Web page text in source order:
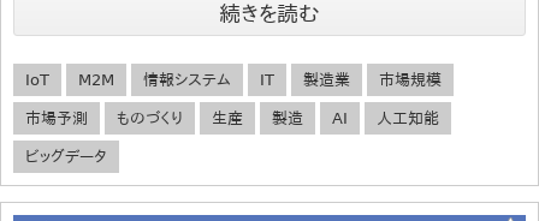
続きを読む
IoT M2M 情報システム IT 製造業 市場規模
市場予測 ものづくり 生産 製造 AI 人工知能
ビッグデータ